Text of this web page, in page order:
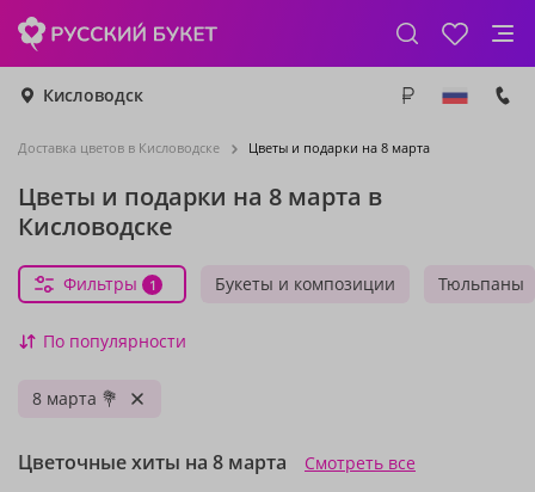
Кисловодск
Доставка цветов в Кисловодске Цветы и подарки на 8 марта
Цветы и подарки на 8 марта в
Кисловодске
Букеты и композиции Тюльпаны
Фильтры 1
По популярности
8 марта 💐
Цветочные хиты на 8 марта Смотреть все